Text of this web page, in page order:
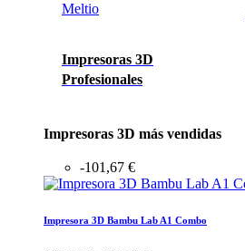
Meltio
Impresoras 3D
Profesionales
Impresoras 3D más vendidas
-101,67 €
Impresora 3D Bambu Lab A1 Combo